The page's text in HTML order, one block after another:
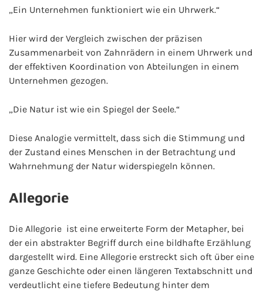
„Ein Unternehmen funktioniert wie ein Uhrwerk.“
Hier wird der Vergleich zwischen der präzisen
Zusammenarbeit von Zahnrädern in einem Uhrwerk und
der effektiven Koordination von Abteilungen in einem
Unternehmen gezogen.
„Die Natur ist wie ein Spiegel der Seele.“
Diese Analogie vermittelt, dass sich die Stimmung und
der Zustand eines Menschen in der Betrachtung und
Wahrnehmung der Natur widerspiegeln können.
Allegorie
Die Allegorie ist eine erweiterte Form der Metapher, bei
der ein abstrakter Begriff durch eine bildhafte Erzählung
dargestellt wird. Eine Allegorie erstreckt sich oft über eine
ganze Geschichte oder einen längeren Textabschnitt und
verdeutlicht eine tiefere Bedeutung hinter dem